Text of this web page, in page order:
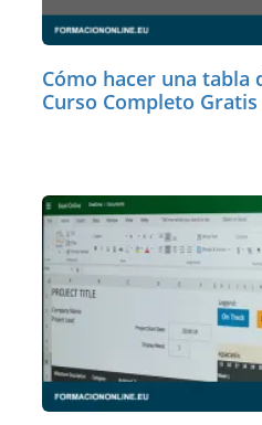
Cómo hacer una tabla
Curso Completo Gratis